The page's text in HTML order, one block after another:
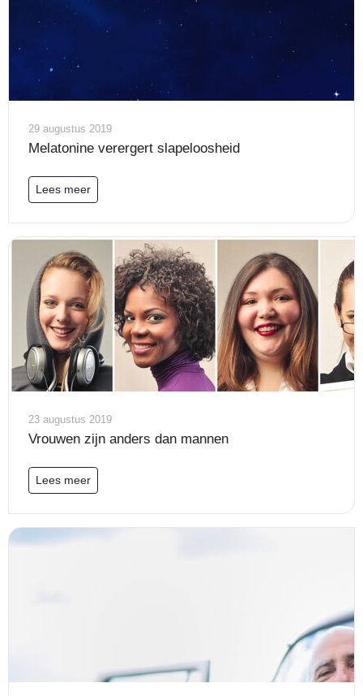
29 augustus 2019
Melatonine verergert slapeloosheid
Lees meer
23 augustus 2019
Vrouwen zijn anders dan mannen
Lees meer